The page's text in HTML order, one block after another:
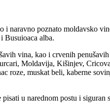
naravno poznato moldavsko
Busuioaca alba.
vina, kao i crvenih
Moldavija, Kišinjev,
roze, muskat beli, kaberne
u narednom postu i siguran